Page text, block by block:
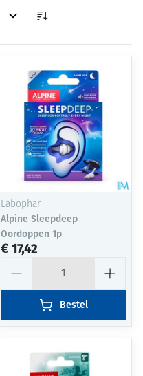
Labophar
Alpine Sleepdeep
Oordoppen 1p
€ 17,42
Bestel